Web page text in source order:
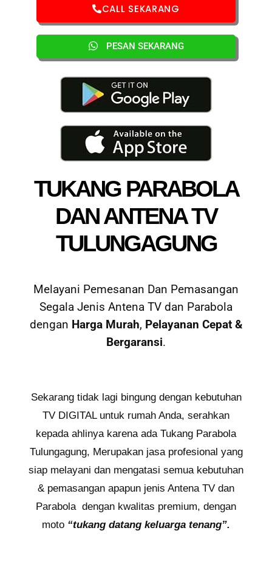
TUKANG PARABOLA
DAN ANTENA TV
TULUNGAGUNG
Melayani Pemesanan Dan Pemasangan
Segala Jenis Antena TV dan Parabola
dengan Harga Murah, Pelayanan Cepat &
Bergaransi.
Sekarang tidak lagi bingung dengan kebutuhan
TV DIGITAL untuk rumah Anda, serahkan
kepada ahlinya karena ada Tukang Parabola
Tulungagung, Merupakan jasa profesional yang
siap melayani dan mengatasi semua kebutuhan
& pemasangan apapun jenis Antena TV dan
Parabola dengan kwalitas premium, dengan
moto “tukang datang keluarga tenang”.
CALL SEKARANG
PESAN SEKARANG